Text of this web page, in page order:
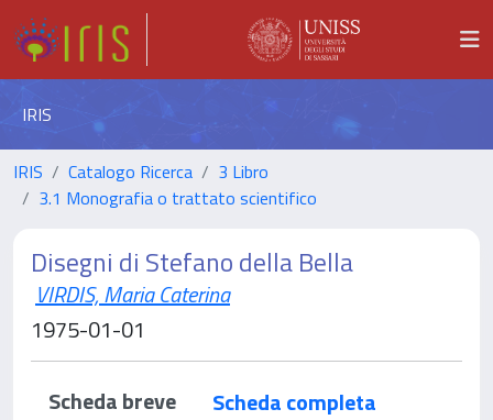
IRIS
IRIS Catalogo Ricerca
3 Libro
3.1 Monografia o trattato scientifico
Disegni di Stefano della Bella
VIRDIS, Maria Caterina
1975-01-01
Scheda breve
Scheda completa